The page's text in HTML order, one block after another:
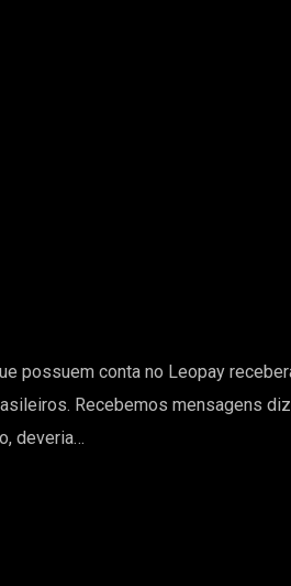
possuem conta no Leopay
Recebemos mensagens
deveria…